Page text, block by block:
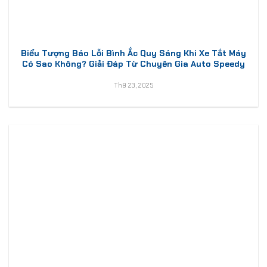
Biểu Tượng Báo Lỗi Bình Ắc Quy Sáng Khi Xe Tắt Máy
Có Sao Không? Giải Đáp Từ Chuyên Gia Auto Speedy
Th9 23, 2025